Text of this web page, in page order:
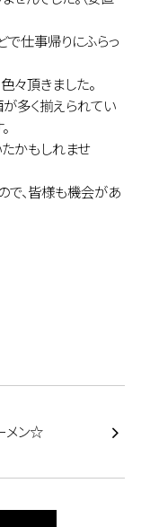
で仕事帰りにふらっ
々頂きました。
が多く揃えられてい
かもしれませ
で、皆様も機会があ
メン☆